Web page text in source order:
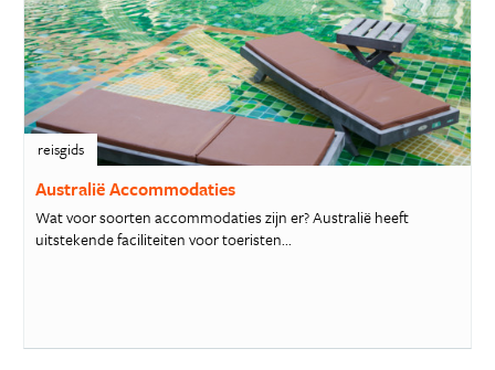
reisgids
Australië Accommodaties
Wat voor soorten accommodaties zijn er? Australië heeft
uitstekende faciliteiten voor toeristen...